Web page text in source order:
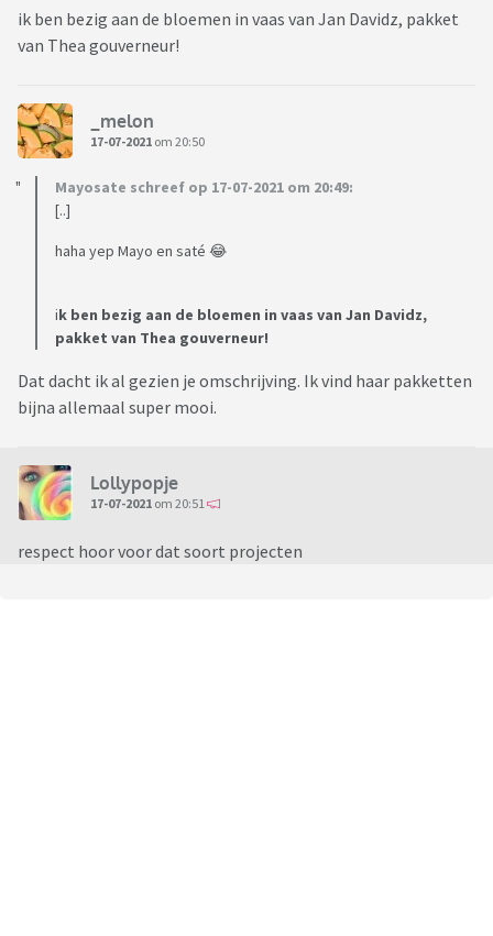
patterns/
http://artecy.com/
Gratis patronen
https://www.dmc.com/uk/free-patterns-5041,type-of-
stitch-cross-stitch-277/
Nuttige apps
Patternkeeper: Hier kun je (de meeste) pdf patronen in
Tread Stash: Hierin kun je makkelijk bijhouden welke garen je
hebt en welke op je boodschappenlijstje staan
Leuke Facebook groepen
Snarky & Nerdy Cross Stitching
ik ben bezig aan de bloemen in vaas van Jan Davidz, pakket
van Thea gouverneur!
_melon
17-07-2021 om 20:50
Mayosate schreef op 17-07-2021 om 20:49:
[..]
haha yep Mayo en saté 😂
ik ben bezig aan de bloemen in vaas van Jan Davidz,
pakket van Thea gouverneur!
Dat dacht ik al gezien je omschrijving. Ik vind haar pakketten
bijna allemaal super mooi.
Lollypopje
17-07-2021 om 20:51
respect hoor voor dat soort projecten